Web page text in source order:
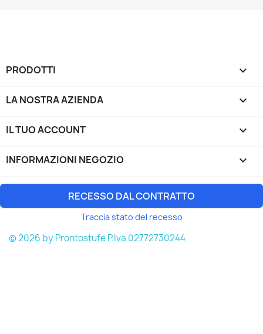
PRODOTTI 
LA NOSTRA AZIENDA 
IL TUO ACCOUNT 
INFORMAZIONI NEGOZIO keyboard_arrow_down
RECESSO DAL CONTRATTO
Traccia stato del recesso
© 2026 by Prontostufe P.Iva 02772730244